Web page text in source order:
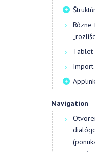
Rôzne
Tablet
Navigation